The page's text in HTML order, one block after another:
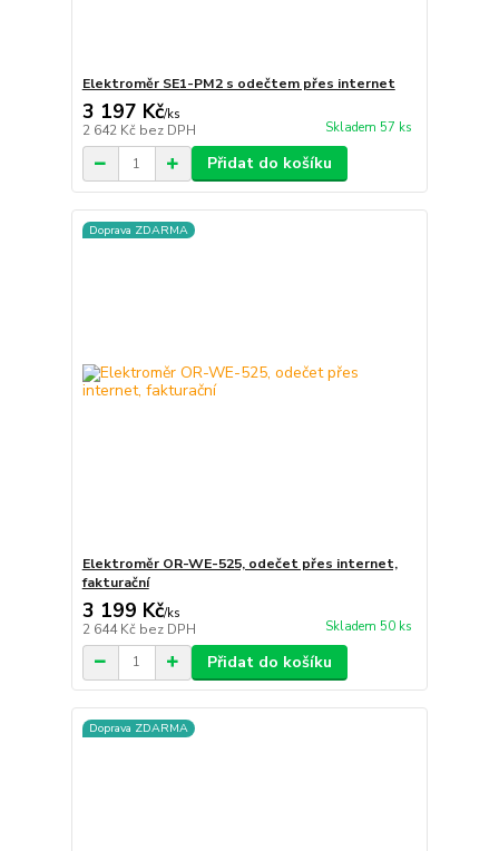
Elektroměr SE1-PM2 s odečtem přes internet
3 197 Kč/ks
2 642 Kč bez DPH Skladem 57 ks
Přidat do košíku
Doprava ZDARMA
Elektroměr OR-WE-525, odečet přes internet,
fakturační
3 199 Kč/ks
2 644 Kč bez DPH Skladem 50 ks
Přidat do košíku
Doprava ZDARMA